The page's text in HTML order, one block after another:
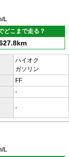
L
どこまで走る？
ハイオク
ガソリン
FF
-
-
L